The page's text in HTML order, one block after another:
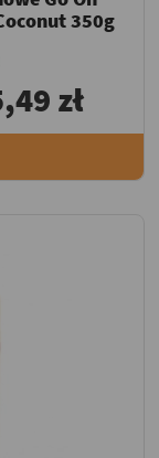
350g
zł